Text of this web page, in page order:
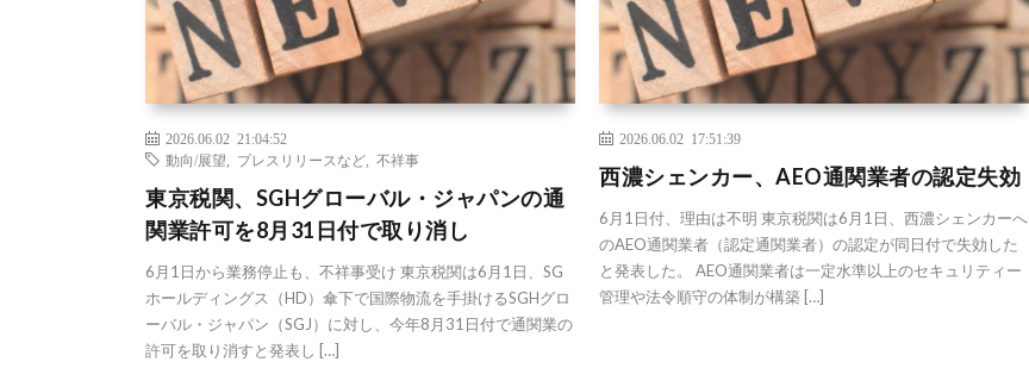
2026.06.02 21:04:52
動向/展望
プレスリリースなど 不祥事
東京税関、SGHグローバル・ジャパンの通
関業許可を8月31日付で取り消し
6月1日から業務停止も、不祥事受け 東京税関は6月1日、SG
ホールディングス（HD）傘下で国際物流を手掛けるSGHグロ
ーバル・ジャパン（SGJ）に対し、今年8月31日付で通関業の
許可を取り消すと発表し […]
2026.06.02 17:51:39
西濃シェンカー、AEO通関業者の認定失効
6月1日付、理由は不明 東京税関は6月1日、西濃シェンカーへ
のAEO通関業者（認定通関業者）の認定が同日付で失効した
と発表した。 AEO通関業者は一定水準以上のセキュリティー
管理や法令順守の体制が構築 […]